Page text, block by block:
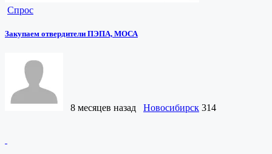
Спрос
Закупаем отвердители ПЭПА, МОСА
8 месяцев назад Новосибирск 314